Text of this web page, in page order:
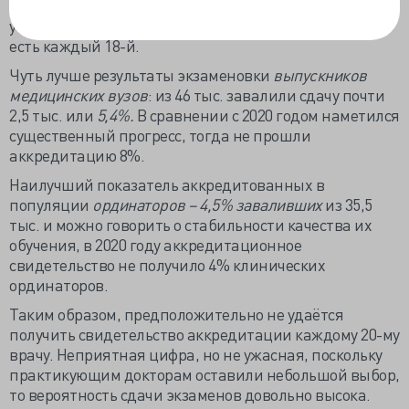
успешнее, всего из 120 тыс.
то
есть каждый 18-й.
Чуть лучше результаты экзаменовки выпускников
медицинских вузов: из 46 тыс. завалили сдачу почти
2,5 тыс. или 5,4%. В сравнении с 2020 годом наметился
существенный прогресс, тогда не прошли
аккредитацию 8%.
Наилучший показатель аккредитованных в
популяции ординаторов – 4,5% завалившихиз 35,5
тыс. и можно говорить о стабильности качества их
обучения, в 2020 году аккредитационное
свидетельство не получило 4% клинических
ординаторов.
Таким образом, предположительно не удаётся
получить свидетельство аккредитации каждому 20-му
врачу. Неприятная цифра, но не ужасная, поскольку
практикующим докторам оставили небольшой выбор,
то вероятность сдачи экзаменов довольно высока.